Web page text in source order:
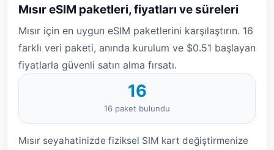
Mısır eSIM paketleri, fiyatları ve süreleri
Mısır için en uygun eSIM paketlerini karşılaştırın. 16
farklı veri paketi, anında kurulum ve $0.51 başlayan
fiyatlarla güvenli satın alma fırsatı.
16
16 paket bulundu
Mısır seyahatinizde fiziksel SIM kart değiştirmenize